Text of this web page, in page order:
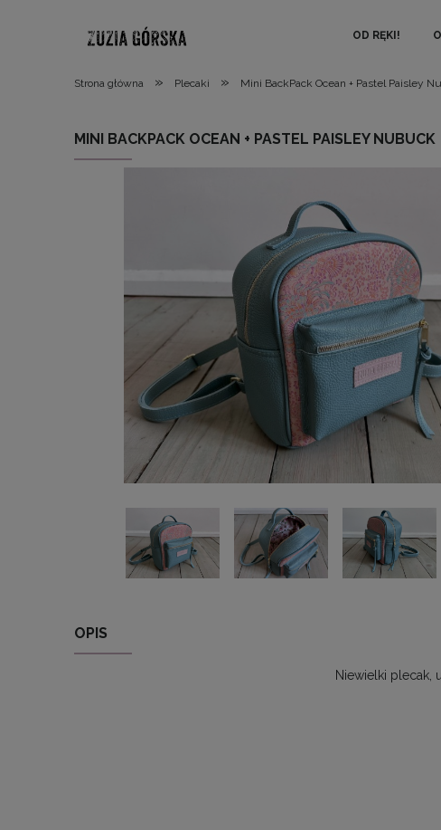
OD RĘKI!
Strona główna » Plecaki » Mini BackPack Ocean + Pastel Paisley
MINI BACKPACK OCEAN + PASTEL PAISLEY NUBUCK
OPIS
Niewielki plecak,